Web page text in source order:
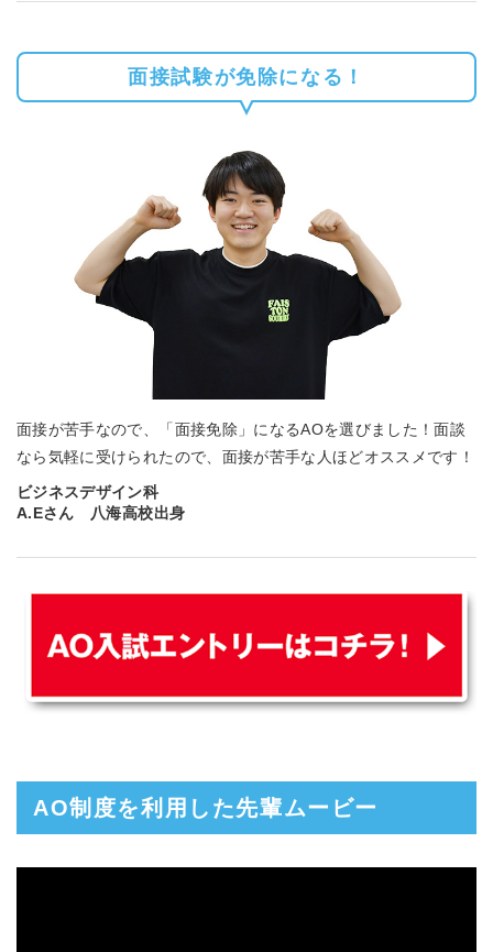
面接試験が免除になる！
面接が苦手なので、「面接免除」になるAOを選びました！面談
なら気軽に受けられたので、面接が苦手な人ほどオススメです！
ビジネスデザイン科
A.Eさん 八海高校出身
AO制度を利用した先輩ムービー